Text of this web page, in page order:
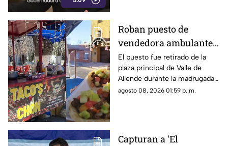
Roban puesto de
vendedora ambulante
en Valle de Allende;
piden ayuda para
localizarlo
El puesto fue retirado de la
plaza principal de Valle de
Allende durante la madrugada,
junto con el asador, carpa,
agosto 08, 2026 01:59 p. m.
Capturan a 'El